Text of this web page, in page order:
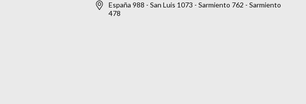
España 988 - San Luis 1073 - Sarmiento 762 - Sarmiento
478